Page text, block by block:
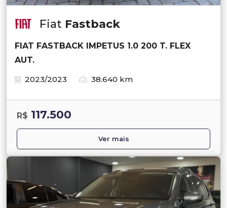
Fiat Fastback
FIAT FASTBACK IMPETUS 1.0 200 T. FLEX
AUT.
2023/2023
38.640 km
R$ 117.500
Ver mais